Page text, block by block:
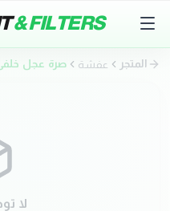
& FILTERS
المتجر عفشة صرة عجل
لا